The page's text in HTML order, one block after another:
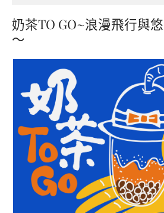
奶茶TO GO~浪漫飛行與
～